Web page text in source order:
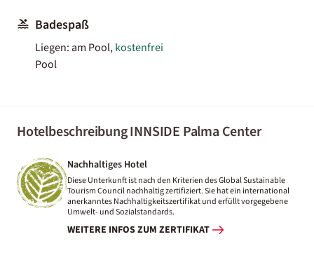
Badespaß
Liegen: am Pool,kostenfrei
Pool
Hotelbeschreibung INNSIDE Palma Center
Nachhaltiges Hotel
Diese Unterkunft ist nach den Kriterien des Global Sustainable
Tourism Council nachhaltig zertifiziert. Sie hat ein international
anerkanntes Nachhaltigkeitszertifikat und erfüllt vorgegebene
Umwelt- und Sozialstandards.
WEITERE INFOS ZUM ZERTIFIKAT